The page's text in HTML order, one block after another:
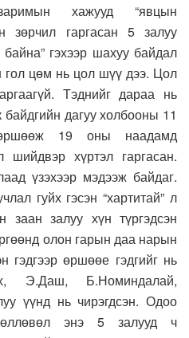
хажууд “явцын
зөрчил гаргасан 5 залуу
гэхээр шахуу байдал
цөм нь цол шүү дээ. Цол
Тэднийг дараа нь
дагуу холбооны 11
19 оны наадамд
шийдвэр хүртэл гаргасан.
үзэхээр мэдээж байдаг.
гуйх гэсэн “хартитай” л
залуу хүн түргэдсэн
олон гарын даа нарын
гэдгээр өршөөе гэдгийг нь
Э.Даш, Б.Номиндалай,
үүнд нь чирэгдсэн. Одоо
энэ 5 залууд ч